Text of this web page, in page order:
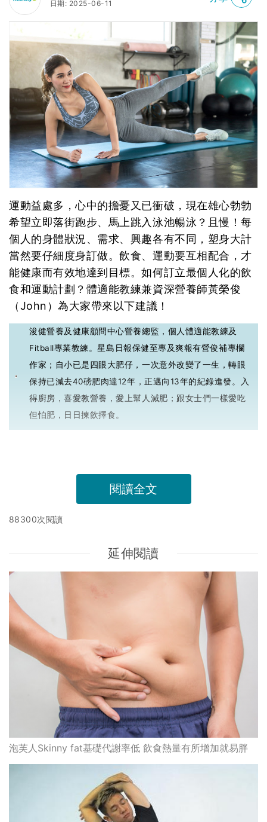
日期: 2025-06-11
運動益處多，心中的擔憂又已衝破，現在雄心勃勃
希望立即落街跑步、馬上跳入泳池暢泳？且慢！每
個人的身體狀況、需求、興趣各有不同，塑身大計
當然要仔細度身訂做。飲食、運動要互相配合，才
能健康而有效地達到目標。如何訂立最個人化的飲
食和運動計劃？體適能教練兼資深營養師黃榮俊
（John）為大家帶來以下建議！
浚健營養及健康顧問中心營養總監，個人體適能教練及
Fitball專業教練。星島日報保健至專及爽報有營俊補專欄
作家；自小已是四眼大肥仔，一次意外改變了一生，轉眼
保持已減去40磅肥肉達12年，正邁向13年的紀錄進發。入
得廚房，喜愛教營養，愛上幫人減肥；跟女士們一樣愛吃
但怕肥，日日揀飲擇食。
閱讀全文
88300次閱讀
延伸閱讀
泡芙人Skinny fat基礎代謝率低 飲食熱量有所增加就易胖